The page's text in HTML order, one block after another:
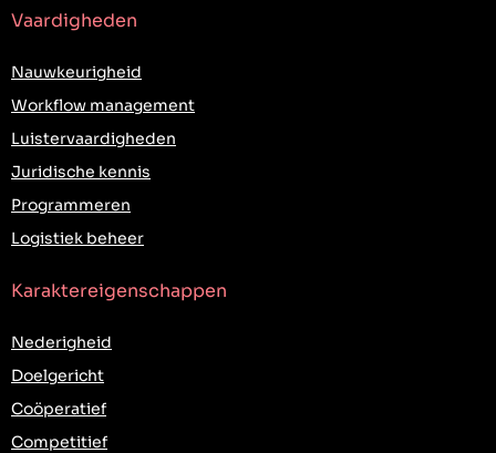
Vaardigheden
Nauwkeurigheid
Workflow management
Luistervaardigheden
Juridische kennis
Programmeren
Logistiek beheer
Karaktereigenschappen
Nederigheid
Doelgericht
Coöperatief
Competitief